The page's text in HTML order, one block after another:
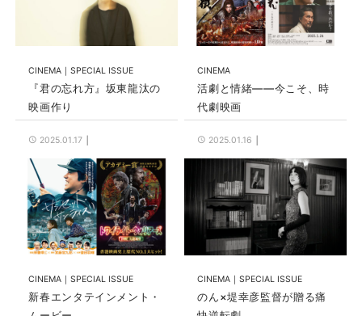
CINEMA SPECIAL ISSUE
『君の忘れ方』坂東龍汰の
映画作り
2025.01.17
CINEMA
活劇と情緒――今こそ、時
代劇映画
2025.01.16
CINEMA SPECIAL ISSUE
新春エンタテインメント・
CINEMA SPECIAL ISSUE
のん×堤幸彦監督が贈る痛